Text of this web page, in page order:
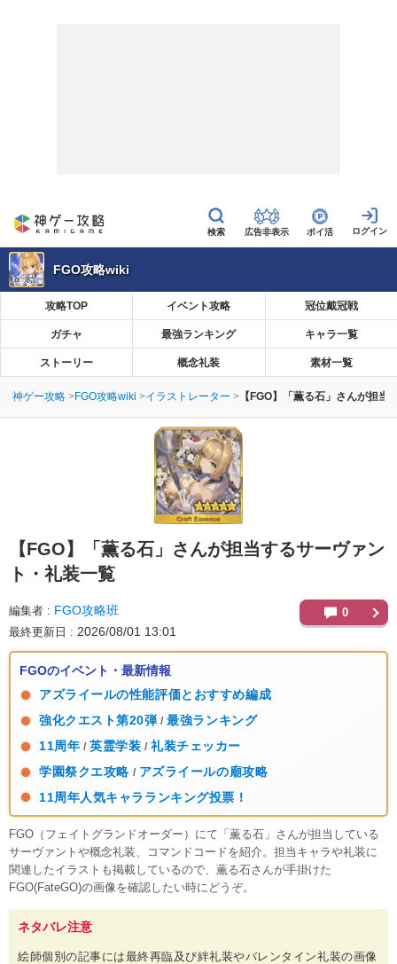
広告非表示 ポイ活
FGO攻略wiki
攻略TOP イベント攻略 冠位戴冠戦
ガチャ 最強ランキング キャラ一覧
ストーリー 概念礼装 素材一覧
神ゲー攻略 FGO攻略wiki イラストレーター 【FGO】「薫る石」さんが担
【FGO】
「薫る石」さんが担当するサーヴァン
ト・礼装一覧
編集者 FGO攻略班
最終更新日 2026/08/01 13:01
0
FGOのイベント・最新情報
アズライールの性能評価とおすすめ編成
強化クエスト第20弾 / 最強ランキング
11周年 / 英霊学装 / 礼装チェッカー
学園祭クエ攻略 / アズライールの廟攻略
11周年人気キャラランキング投票！
FGO（フェイトグランドオーダー）にて「薫る石」さんが担当している
サーヴァントや概念礼装、コマンドコードを紹介。担当キャラや礼装に
関連したイラストも掲載しているので、薫る石さんが手掛けた
FGO(FateGO)の画像を確認したい時にどうぞ。
ネタバレ注意
絵師個別の記事には最終再臨及び絆礼装やバレンタイン礼装の画像